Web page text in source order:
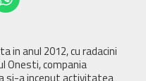
in anul 2012, cu radacini
Onesti, compania
si-a inceput activitatea